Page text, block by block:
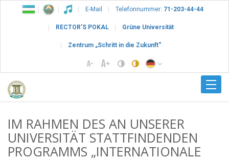
E-Mail Telefonnummer: 71-203-44-44
RECTOR’S POKAL Grüne Universität
Zentrum „Schritt in die Zukunft“
IM RAHMEN DES AN UNSERER
UNIVERSITÄT STATTFINDENDEN
PROGRAMMS „INTERNATIONALE